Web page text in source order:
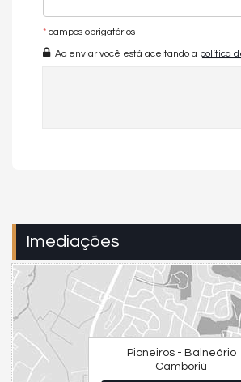
* campos obrigatórios
Ao enviar você está aceitando a política
Imediações
Pioneiros - Balneário
Camboriú